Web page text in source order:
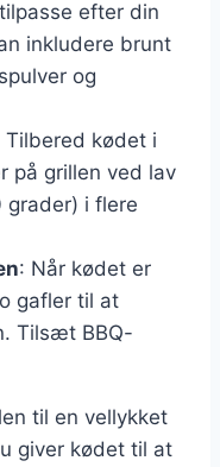
efter din
inkludere brunt
og
Tilbered kødet i
på grillen ved lav
grader) i flere
: Når kødet er
gafler til at
Tilsæt BBQ-
til en vellykket
giver kødet til at